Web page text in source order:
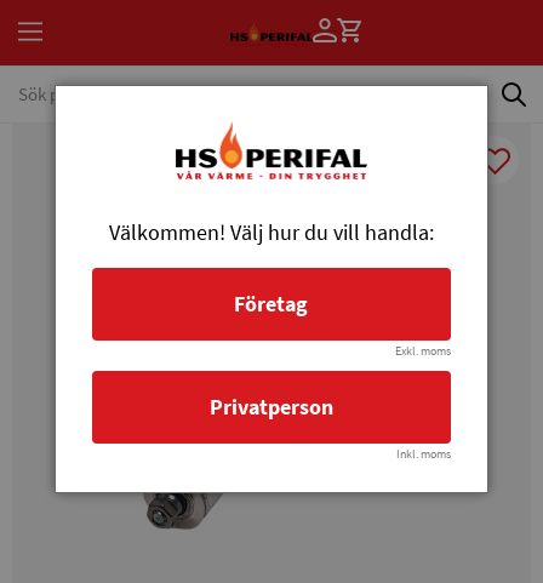
Välkommen! Välj hur du vill handla:
Företag
Exkl. moms
Privatperson
Inkl. moms